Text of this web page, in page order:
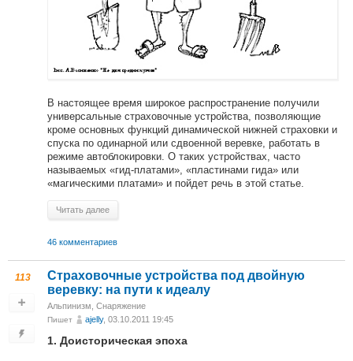
В настоящее время широкое распространение получили
универсальные страховочные устройства, позволяющие
кроме основных функций динамической нижней страховки и
спуска по одинарной или сдвоенной веревке, работать в
режиме автоблокировки. О таких устройствах, часто
называемых «гид-платами», «пластинами гида» или
«магическими платами» и пойдет речь в этой статье.
Читать далее
46 комментариев
113
Страховочные устройства под двойную
веревку: на пути к идеалу
Альпинизм Снаряжение
Пишет ajelly, 03.10.2011 19:45
1. Доисторическая эпоха